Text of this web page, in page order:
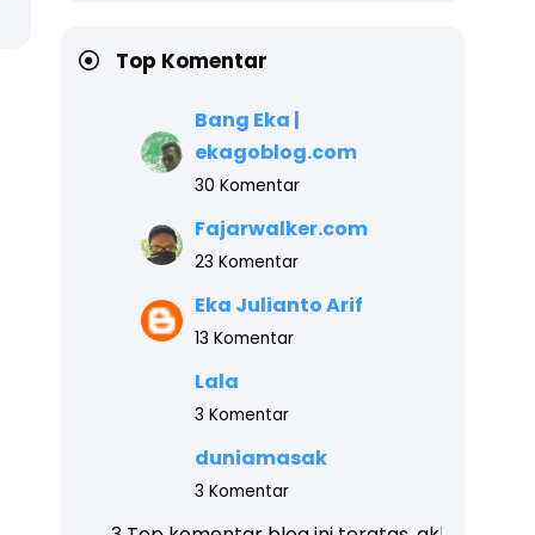
Top Komentar
Bang Eka |
ekagoblog.com
30 Komentar
Fajarwalker.com
23 Komentar
Eka Julianto Arif
13 Komentar
Lala
3 Komentar
duniamasak
3 Komentar